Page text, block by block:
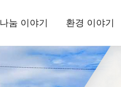
나눔 이야기
현장 소식
뉴스레터
환경 이야기
삼보일배오체투지
환경상
활동 소식